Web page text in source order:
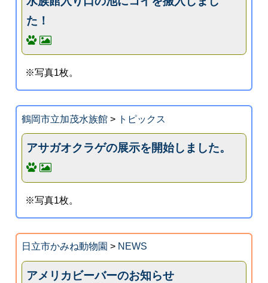
た！
※写真1枚。
鶴岡市立加茂水族館> トピックス
アサガオクラゲの展示を開始しました。
※写真1枚。
日立市かみね動物園 > NEWS
アメリカビーバーのお知らせ